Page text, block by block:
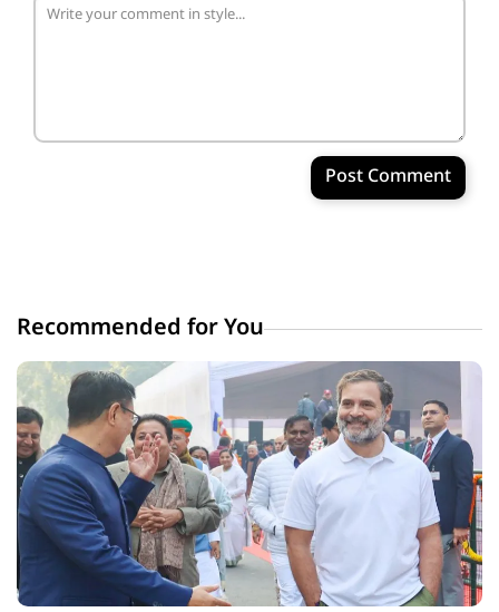
Post Comment
Recommended for You